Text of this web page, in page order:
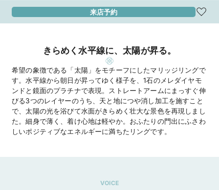
来店予約
きらめく水平線に、太陽が昇る。
希望の象徴である「太陽」をモチーフにしたマリッジリングで
す。水平線から朝日が昇ってゆく様子を、1石のメレダイヤモ
ンドと鏡面のプラチナで表現。ストレートアームにまっすぐ伸
びる3つのレイヤーのうち、天と地につや消し加工を施すこと
で、太陽の光を浴びて水面がきらめく壮大な景色を再現しまし
た。細身で薄く、着け心地は軽やか。おふたりの門出にふさわ
しいポジティブなエネルギーに満ちたリングです。
VOICE